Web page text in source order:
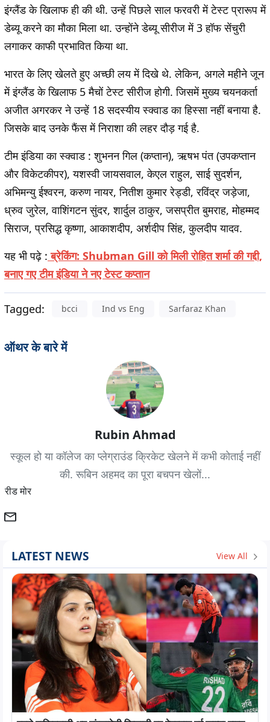
इंग्लैंड के खिलाफ ही की थी. उन्हें पिछले साल फरवरी में टेस्ट प्रारूप में
डेब्यू करने का मौका मिला था. उन्होंने डेब्यू सीरीज में 3 हॉफ सेंचुरी
लगाकर काफी प्रभावित किया था.
भारत के लिए खेलते हुए अच्छी लय में दिखे थे. लेकिन, अगले महीने जून
में इंग्लैंड के खिलाफ 5 मैचों टेस्ट सीरीज होगी. जिसमें मुख्य चयनकर्ता
अजीत अगरकर ने उन्हें 18 सदस्यीय स्क्वाड का हिस्सा नहीं बनाया है.
जिसके बाद उनके फैंस में निराशा की लहर दौड़ गई है.
टीम इंडिया का स्क्वाड :शुभनन गिल (कप्तान), ऋषभ पंत (उपकप्तान
और विकेटकीपर), यशस्वी जायसवाल, केएल राहुल, साई सुदर्शन,
अभिमन्यु ईश्वरन, करुण नायर, नितीश कुमार रेड्डी, रविंद्र जड़ेजा,
ध्रुव जुरेल, वाशिंगटन सुंदर, शार्दुल ठाकुर, जसप्रीत बुमराह, मोहम्मद
सिराज, प्रसिद्ध कृष्णा, आकाशदीप, अर्शदीप सिंह, कुलदीप यादव.
यह भी पढ़े : ब्रेकिंग: Shubman Gill को मिली रोहित शर्मा की गद्दी,
बनाए गए टीम इंडिया ने नए टेस्ट कप्तान
Tagged: bcci Ind vs Eng Sarfaraz Khan
ऑथर के बारे में
Rubin Ahmad
स्कूल हो या कॉलेज का प्लेग्राउंड क्रिकेट खेलने में कभी कोताई नहीं
की. रूबिन अहमद का पूरा बचपन खेलों...
रीड मोर
LATEST NEWS View All